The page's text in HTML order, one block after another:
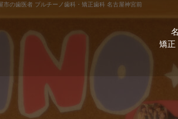
市の歯医者 プルチーノ歯科・矯正歯科 名古屋神宮前
矯正